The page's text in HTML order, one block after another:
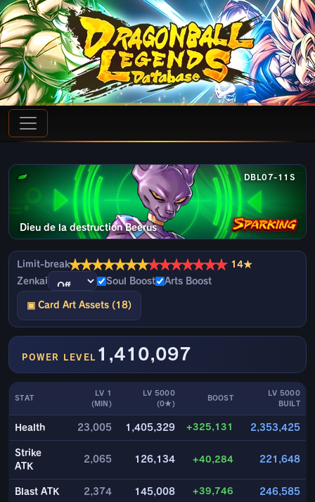
DBL07-11S
Dieu de la destruction Beerus
Limit-break★★★★★★★★★★★★★★ 14★
Zenkai
Soul Boost Arts Boost
▣ Card Art Assets (18)
POWER LEVEL 1,410,097
STAT
LV 1
(MIN)
LV 5000
(0★)
BOOST
LV 5000
BUILT
Health 23,005 1,405,329 +325,131 2,353,425
Strike
ATK
2,065 126,134 +40,284 221,648
Blast ATK 2,374 145,008 +39,746 246,585